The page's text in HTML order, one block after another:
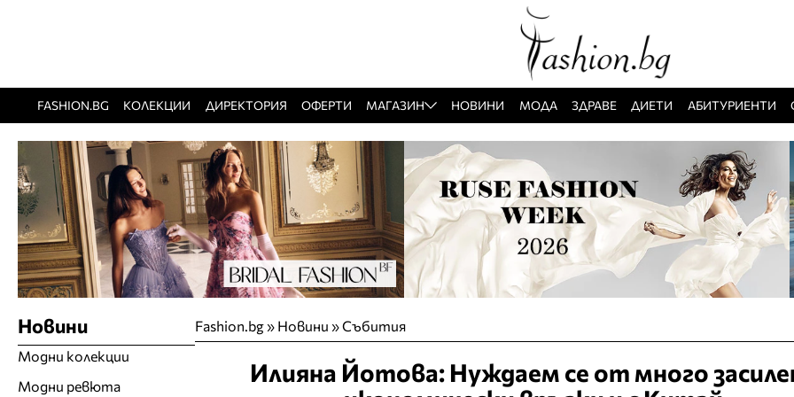
FASHION.BG КОЛЕКЦИИ ДИРЕКТОРИЯ ОФЕРТИ МАГАЗИН НОВИНИ МОДА ЗДРАВЕ ДИЕТИ АБИТУРИЕНТИ
Fashion.bg» Новини »Събития
Илияна Йотова: Нуждаем се от много
Новини
Модни колекции
Модни ревюта